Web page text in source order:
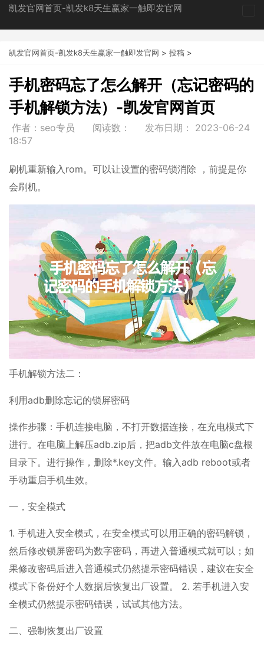
凯发官网首页-凯发k8天生赢家一触即发官网
凯发官网首页-凯发k8天生赢家一触即发官网 > 投稿 >
手机密码忘了怎么解开（忘记密码的
手机解锁方法）-凯发官网首页
作者：seo专员 阅读数： 发布日期： 2023-06-24
18:57
刷机重新输入rom。可以让设置的密码锁消除 ，前提是你
会刷机。
手机解锁方法二：
利用adb删除忘记的锁屏密码
操作步骤：手机连接电脑，不打开数据连接，在充电模式下
进行。在电脑上解压adb.zip后，把adb文件放在电脑c盘根
目录下。进行操作，删除*.key文件。输入adb reboot或者
手动重启手机生效。
一，安全模式
1. 手机进入安全模式，在安全模式可以用正确的密码解锁，
然后修改锁屏密码为数字密码，再进入普通模式就可以；如
果修改密码后进入普通模式仍然提示密码错误，建议在安全
模式下备份好个人数据后恢复出厂设置。 2. 若手机进入安
全模式仍然提示密码错误，试试其他方法。
二、强制恢复出厂设置